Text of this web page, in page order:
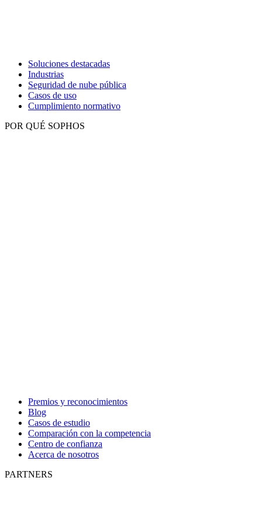
Soluciones destacadas
Industrias
Seguridad de nube pública
Casos de uso
Cumplimiento normativo
POR QUÉ SOPHOS
Premios y reconocimientos
Blog
Casos de estudio
Comparación con la competencia
Centro de confianza
Acerca de nosotros
PARTNERS